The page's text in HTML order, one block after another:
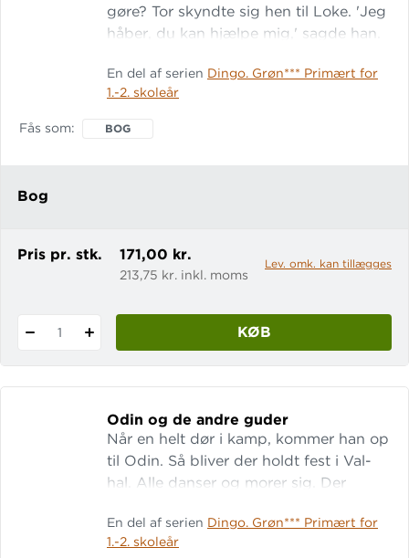
gøre? Tor skyndte sig hen til Loke. 'Jeg
håber, du kan hjælpe mig,' sagde han.
plan.' Læs også: Odin og de andre
guder Lix: 12,7
En del af serien Dingo. Grøn*** Primært for
1.-2. skoleår
Fås som BOG
Bog
Pris pr. stk. 171,00 kr.
213,75 kr. inkl. moms
Lev. omk. kan tillægges
1 KØB
Odin og de andre guder
Når en helt dør i kamp, kommer han op
til Odin. Så bliver der holdt fest i Val-
hal. Alle danser og morer sig. Der
nemlig en herlig gris. Lix: 10 Læs også
Tor henter sin hammer
En del af serien Dingo. Grøn*** Primært for
1.-2. skoleår